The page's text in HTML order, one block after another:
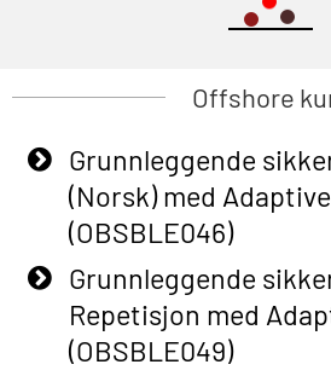
Offshore
Grunnleggende
(Norsk) med
(OBSBLE046)
Grunnleggende
Repetisjon med
(OBSBLE049)